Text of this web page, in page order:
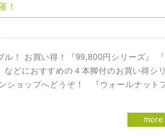
！
ル！ お買い得！『99,800円シリーズ』
などにおすすめの４本脚付のお買い得シ
ショップへどうぞ！ 『ウォールナット